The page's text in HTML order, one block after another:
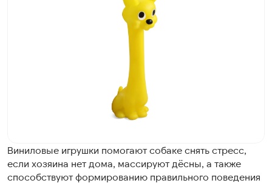
Виниловые игрушки помогают собаке снять стресс,
если хозяина нет дома, массируют дёсны, а также
способствуют формированию правильного поведения